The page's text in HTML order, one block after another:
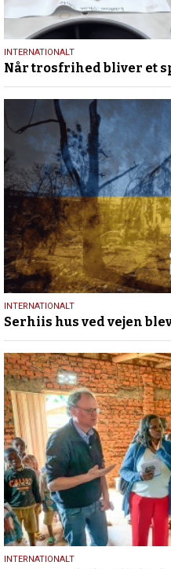
29.
juni
2026
INTERNATIONALT
Når trosfrihed bliver et
13.
maj
2026
INTERNATIONALT
Serhiis hus ved vejen
13.
INTERNATIONALT